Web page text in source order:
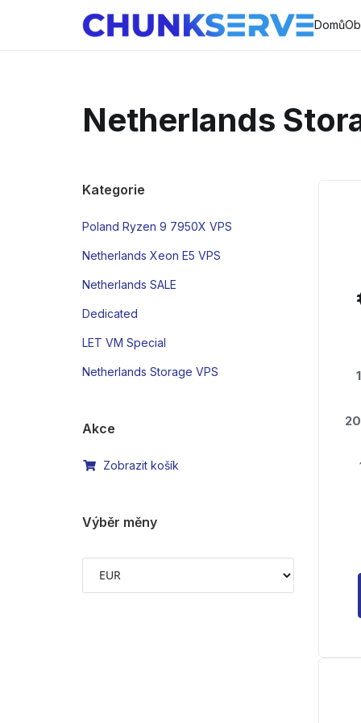
Domů
Netherlands
Kategorie
Poland Ryzen 9 7950X VPS
Netherlands Xeon E5 VPS
Netherlands SALE
Dedicated
LET VM Special
Netherlands Storage VPS
Akce
Zobrazit košík
Výběr měny
1